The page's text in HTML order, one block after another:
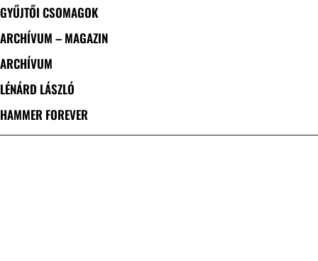
GYŰJTŐI CSOMAGOK
ARCHÍVUM – MAGAZIN
ARCHÍVUM
LÉNÁRD LÁSZLÓ
HAMMER FOREVER